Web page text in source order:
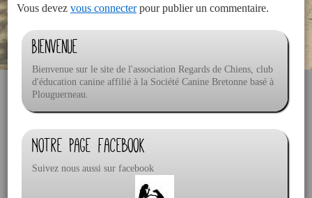
Vous devez vous connecterpour publier un commentaire.
Bienvenue
Bienvenue sur le site de l'association Regards de Chiens, club
d'éducation canine affilié à la Société Canine Bretonne basé à
Plouguerneau.
Notre page facebook
Suivez nous aussi sur facebook